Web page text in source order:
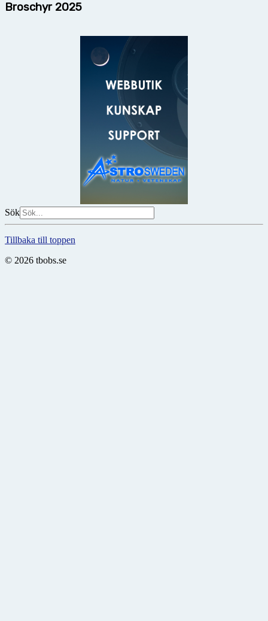
Broschyr 2025
Sök
Tillbaka till toppen
© 2026 tbobs.se